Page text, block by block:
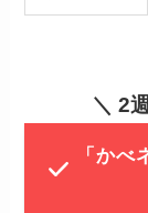
＼ 2
「か